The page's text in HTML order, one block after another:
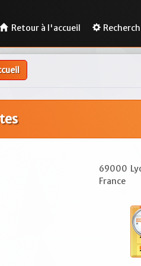
Retour à l'accueil
69000
France